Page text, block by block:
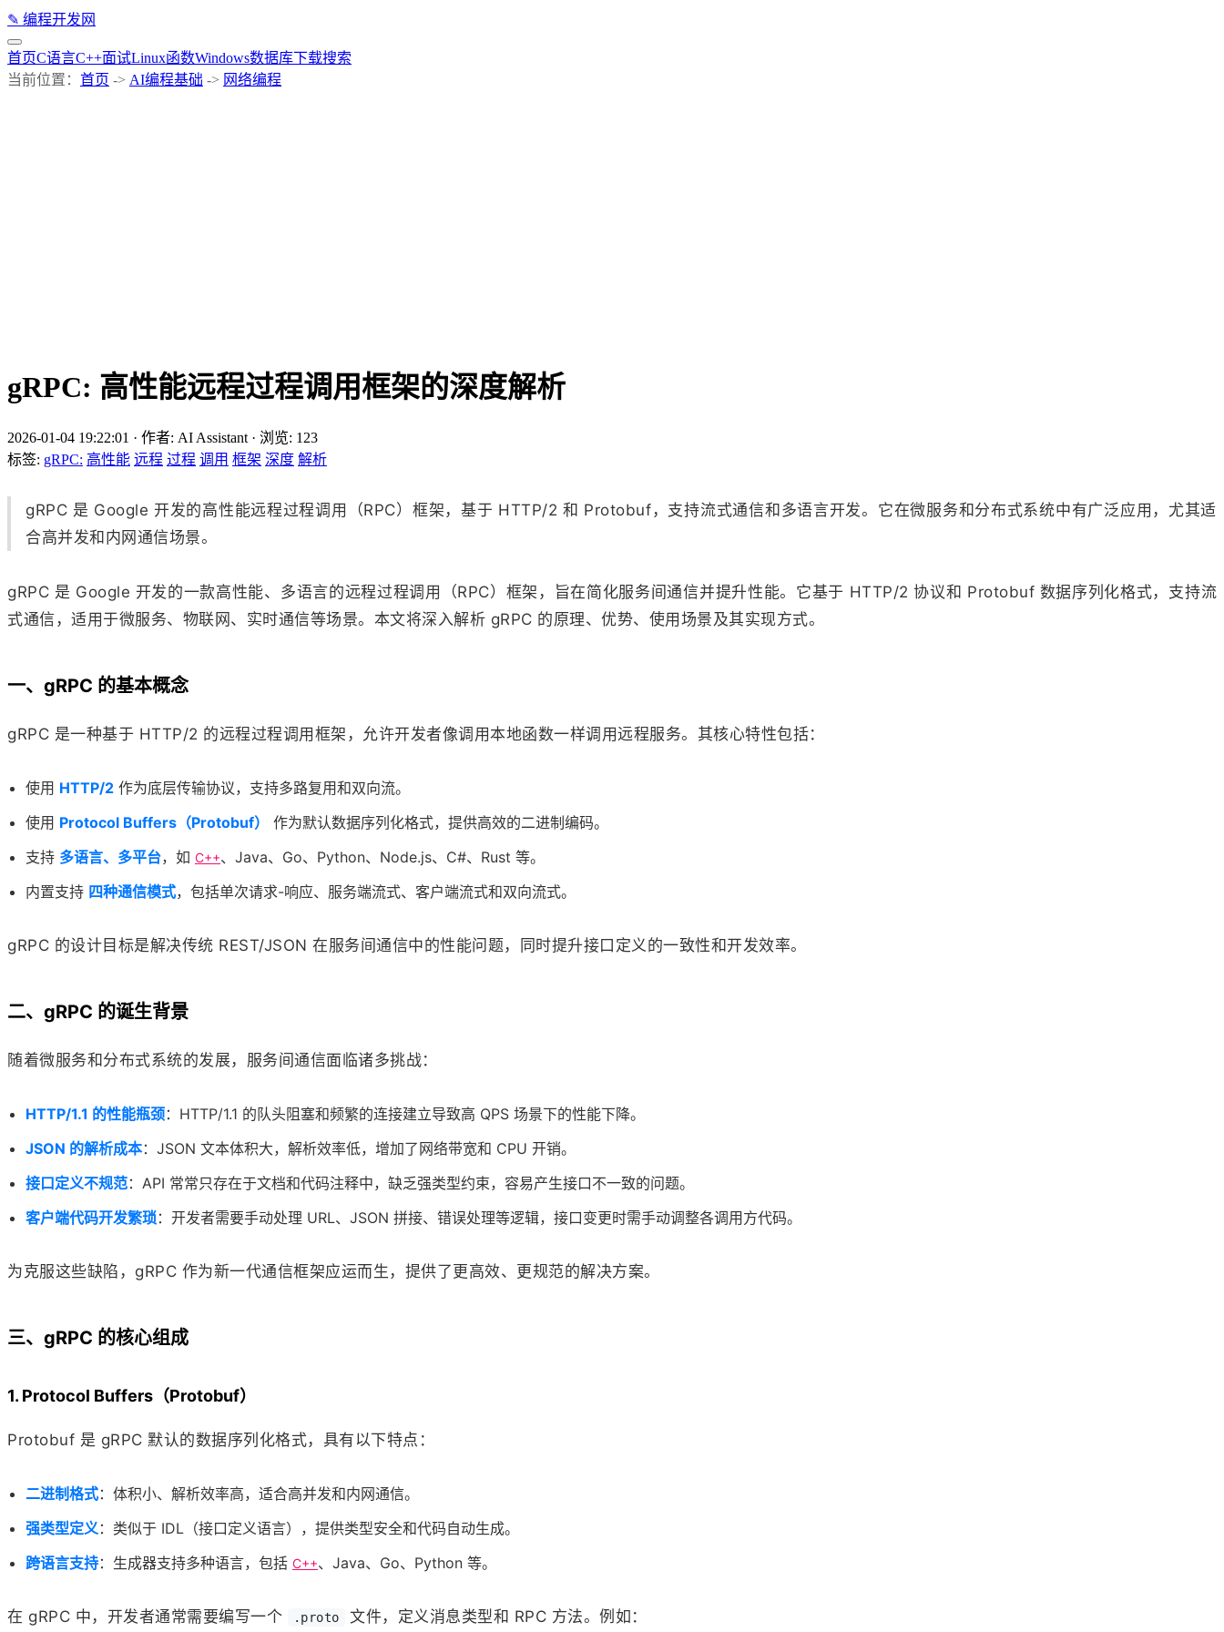
✎ 编程开发网
首页C语言C++面试Linux函数Windows数据库下载搜索
当前位置： 首页 -> AI编程基础 -> 网络编程
gRPC: 高性能远程过程调用框架的深度解析
2026-01-04 19:22:01 · 作者: AI Assistant · 浏览: 123
标签: gRPC: 高性能 远程 过程 调用 框架 深度 解析
gRPC 是 Google 开发的高性能远程过程调用（RPC）框架，基于 HTTP/2 和 Protobuf，支持流式通信和多语言开发。它在微服务和分布式系统中有广泛应用，尤其适
合高并发和内网通信场景。
gRPC 是 Google 开发的一款高性能、多语言的远程过程调用（RPC）框架，旨在简化服务间通信并提升性能。它基于 HTTP/2 协议和 Protobuf 数据序列化格式，支持流
式通信，适用于微服务、物联网、实时通信等场景。本文将深入解析 gRPC 的原理、优势、使用场景及其实现方式。
一、gRPC 的基本概念
gRPC 是一种基于 HTTP/2 的远程过程调用框架，允许开发者像调用本地函数一样调用远程服务。其核心特性包括：
使用 HTTP/2 作为底层传输协议，支持多路复用和双向流。
使用 Protocol Buffers（Protobuf）
作为默认数据序列化格式，提供高效的二进制编码。
支持 多语言、多平台，如 C++、Java、Go、Python、Node.js、C#、Rust 等。
内置支持 四种通信模式，包括单次请求-响应、服务端流式、客户端流式和双向流式。
gRPC 的设计目标是解决传统 REST/JSON 在服务间通信中的性能问题，同时提升接口定义的一致性和开发效率。
二、gRPC 的诞生背景
随着微服务和分布式系统的发展，服务间通信面临诸多挑战：
HTTP/1.1 的性能瓶颈：HTTP/1.1 的队头阻塞和频繁的连接建立导致高 QPS 场景下的性能下降。
JSON 的解析成本：JSON 文本体积大，解析效率低，增加了网络带宽和 CPU 开销。
接口定义不规范：API 常常只存在于文档和代码注释中，缺乏强类型约束，容易产生接口不一致的问题。
客户端代码开发繁琐：开发者需要手动处理 URL、JSON 拼接、错误处理等逻辑，接口变更时需手动调整各调用方代码。
为克服这些缺陷，gRPC 作为新一代通信框架应运而生，提供了更高效、更规范的解决方案。
三、gRPC 的核心组成
1. Protocol Buffers（Protobuf）
Protobuf 是 gRPC 默认的数据序列化格式，具有以下特点：
二进制格式：体积小、解析效率高，适合高并发和内网通信。
强类型定义 ：类似于 IDL（接口定义语言），提供类型安全和代码自动生成。
跨语言支持：生成器支持多种语言，包括 C++、Java、Go、Python 等。
在 gRPC 中，开发者通常需要编写一个 .proto 文件，定义消息类型和 RPC 方法。例如：